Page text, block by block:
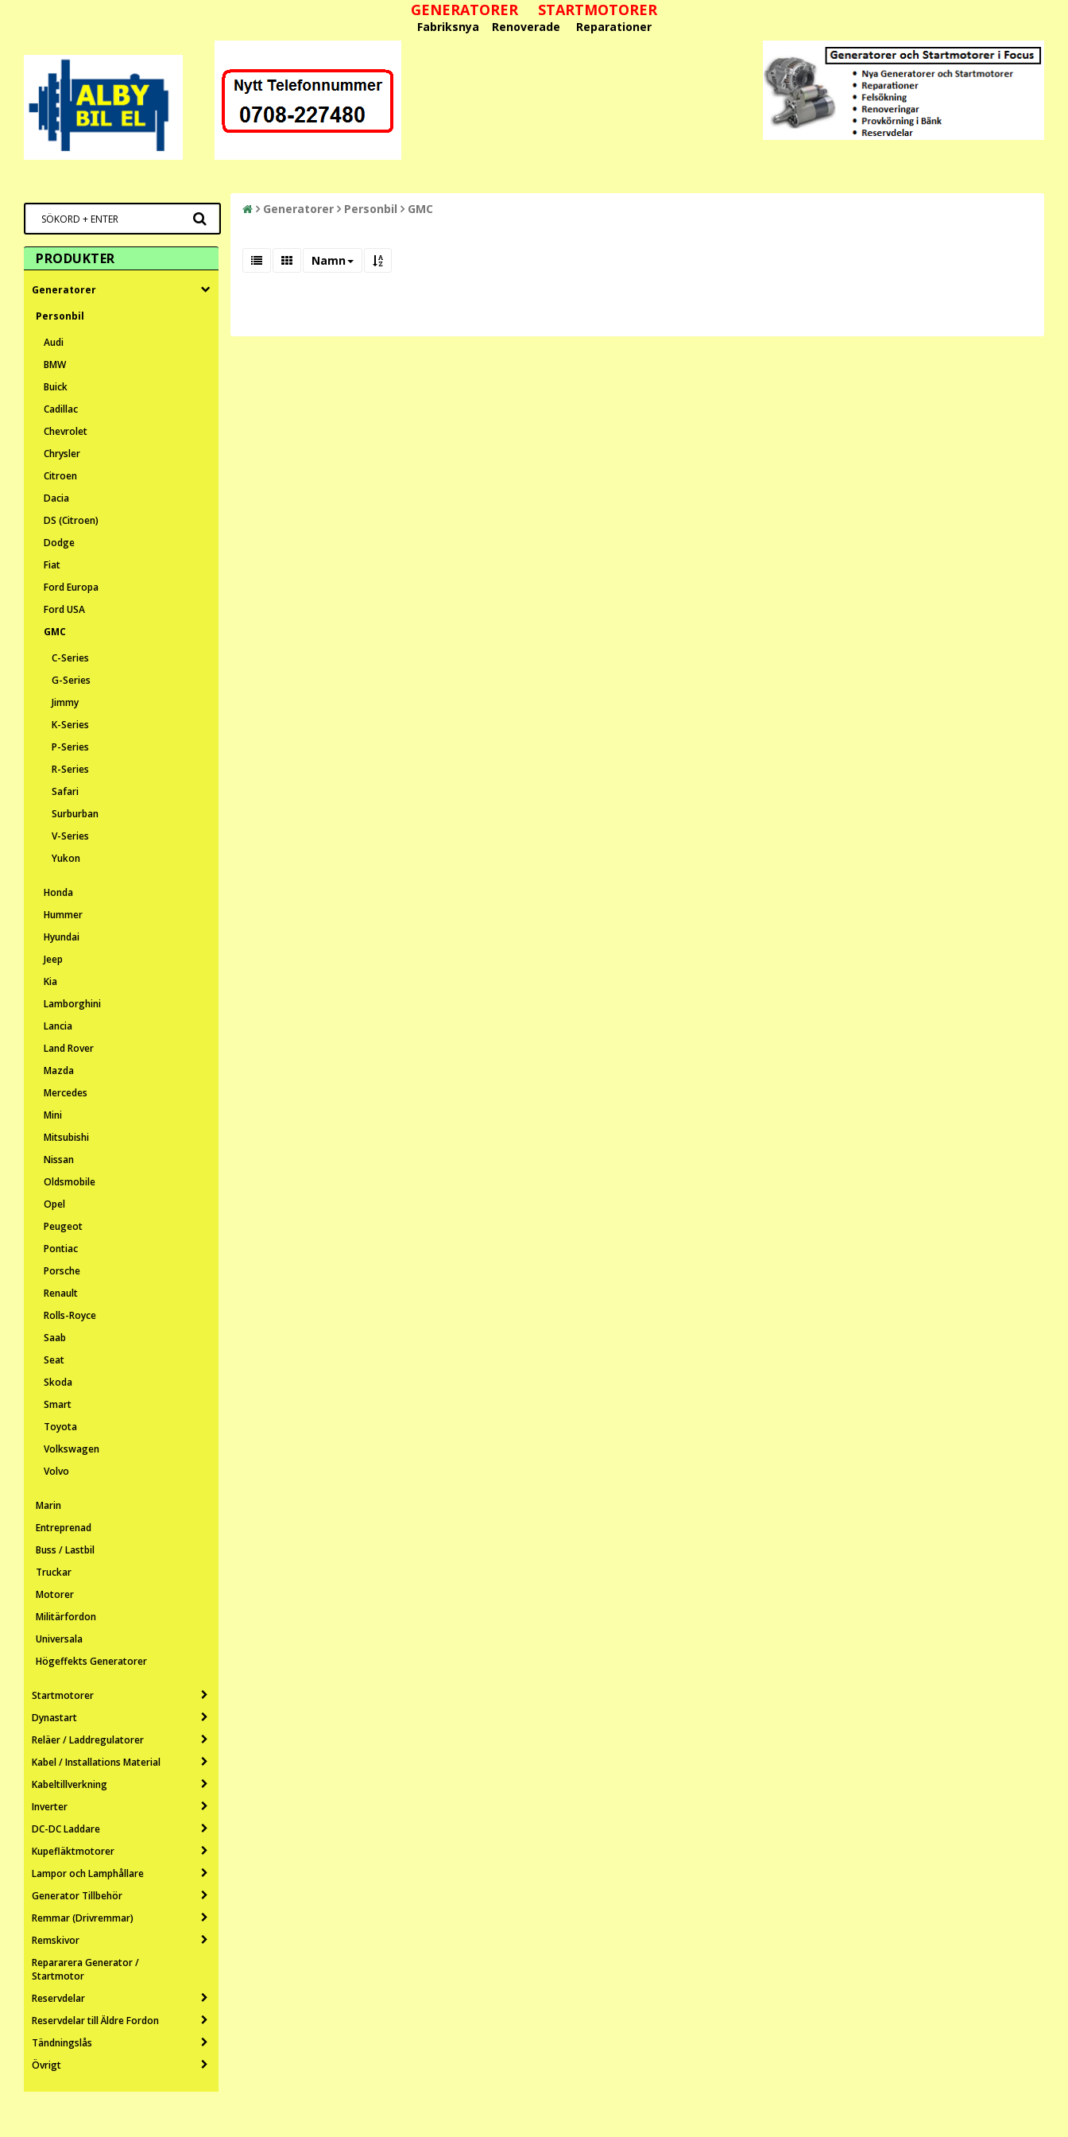
GENERATORER STARTMOTORER
Fabriksnya Renoverade Reparationer
PRODUKTER
Generatorer
Personbil
Audi
BMW
Buick
Cadillac
Chevrolet
Chrysler
Citroen
Dacia
DS (Citroen)
Dodge
Fiat
Ford Europa
Ford USA
GMC
C-Series
G-Series
Jimmy
K-Series
P-Series
R-Series
Safari
Surburban
V-Series
Yukon
Honda
Hummer
Hyundai
Jeep
Kia
Lamborghini
Lancia
Land Rover
Mazda
Mercedes
Mini
Mitsubishi
Nissan
Oldsmobile
Opel
Peugeot
Pontiac
Porsche
Renault
Rolls-Royce
Saab
Seat
Skoda
Smart
Toyota
Volkswagen
Volvo
Marin
Entreprenad
Buss / Lastbil
Truckar
Motorer
Militärfordon
Universala
Högeffekts Generatorer
Startmotorer
Dynastart
Reläer / Laddregulatorer
Kabel / Installations Material
Kabeltillverkning
Inverter
DC-DC Laddare
Kupefläktmotorer
Lampor och Lamphållare
Generator Tillbehör
Remmar (Drivremmar)
Remskivor
Repararera Generator /
Startmotor
Reservdelar
Reservdelar till Äldre Fordon
Tändningslås
Övrigt
Generatorer Personbil GMC
Namn